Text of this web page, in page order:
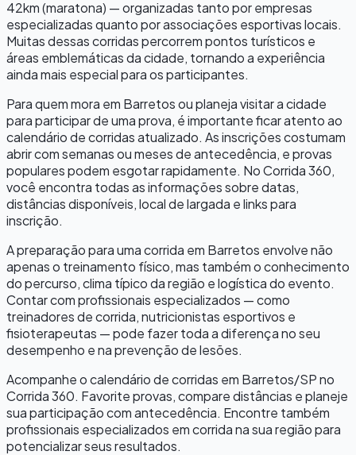
42km (maratona) — organizadas tanto por empresas
especializadas quanto por associações esportivas locais.
Muitas dessas corridas percorrem pontos turísticos e
áreas emblemáticas da cidade, tornando a experiência
ainda mais especial para os participantes.
Para quem mora em Barretosou planeja visitar a cidade
para participar de uma prova, é importante ficar atento ao
calendário de corridas atualizado. As inscrições costumam
abrir com semanas ou meses de antecedência, e provas
populares podem esgotar rapidamente. No Corrida 360,
você encontra todas as informações sobre datas,
distâncias disponíveis, local de largada e links para
inscrição.
A preparação para uma corrida em Barretos envolve não
apenas o treinamento físico, mas também o conhecimento
do percurso, clima típico da região e logística do evento.
Contar com profissionais especializados — como
treinadores de corrida, nutricionistas esportivos e
fisioterapeutas — pode fazer toda a diferença no seu
desempenho e na prevenção de lesões.
Acompanhe o calendário de corridas em Barretos/SPno
Corrida 360. Favorite provas, compare distâncias e planeje
sua participação com antecedência. Encontre também
profissionais especializados em corrida na sua região para
potencializar seus resultados.